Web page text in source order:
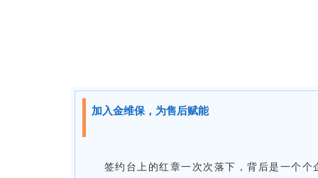
加入金维保，为售后赋能
签约台上的红章一次次落下，背后是一个